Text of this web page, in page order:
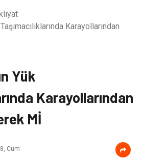
Karayollarından
Yük
Karayollarından
Mİ
Cum